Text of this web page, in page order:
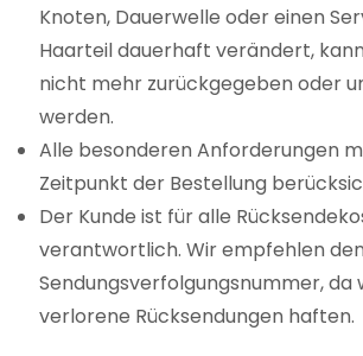
Knoten, Dauerwelle oder einen
Haarteil dauerhaft verändert,
nicht mehr zurückgegeben oder
werden.
Alle besonderen Anforderungen
Zeitpunkt der Bestellung
Der Kunde ist für alle
verantwortlich. Wir empfehlen
Sendungsverfolgungsnummer, da
verlorene Rücksendungen haften.